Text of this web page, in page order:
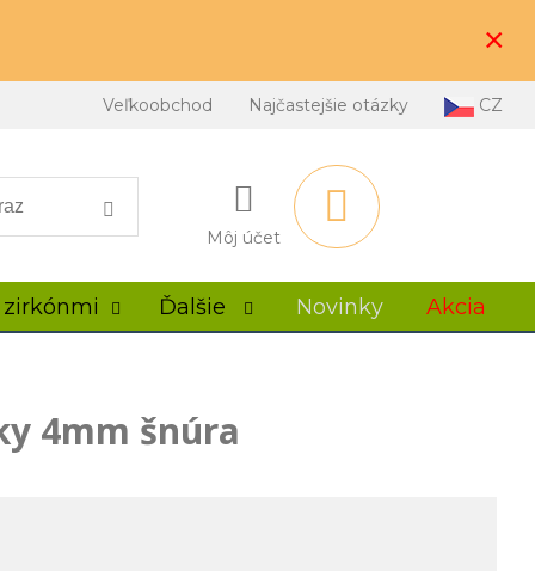
×
Veľkoobchod Najčastejšie otázky CZ
Môj účet
Ďalšie Novinky Akcia
4mm šnúra